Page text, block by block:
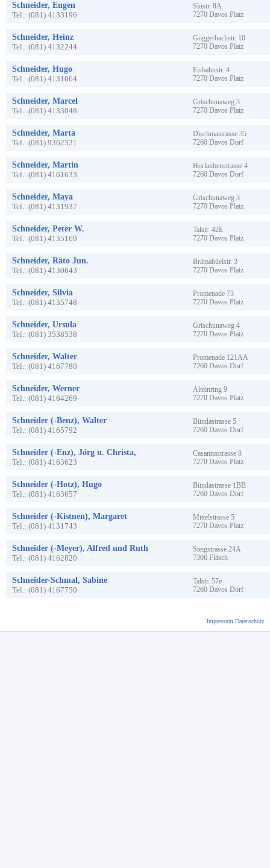
Schneider, Eugen
Tel.: (081) 4133196
Skistr. 8A
7270 Davos Platz
Schneider, Heinz
Tel.: (081) 4132244
Guggerbachstr. 10
7270 Davos Platz
Schneider, Hugo
Tel.: (081) 4131064
Eisbahnstr. 4
7270 Davos Platz
Schneider, Marcel
Tel.: (081) 4133048
Grischunaweg 3
7270 Davos Platz
Schneider, Marta
Tel.: (081) 9362321
Dischmastrasse 35
7260 Davos Dorf
Schneider, Martin
Tel.: (081) 4161633
Horlaubenstrasse 4
7260 Davos Dorf
Schneider, Maya
Tel.: (081) 4131937
Grischunaweg 3
7270 Davos Platz
Schneider, Peter W.
Tel.: (081) 4135169
Talstr. 42E
7270 Davos Platz
Schneider, Räto Jun.
Tel.: (081) 4130643
Brämabüelstr. 3
7270 Davos Platz
Schneider, Silvia
Tel.: (081) 4135748
Promenade 73
7270 Davos Platz
Schneider, Ursula
Tel.: (081) 3538538
Grischunaweg 4
7270 Davos Platz
Schneider, Walter
Tel.: (081) 4167780
Promenade 121AA
7260 Davos Dorf
Schneider, Werner
Tel.: (081) 4164269
Alteinring 9
7270 Davos Platz
Schneider (-Benz), Walter
Tel.: (081) 4165792
Bündastrasse 5
7260 Davos Dorf
Schneider (-Enz), Jörg u. Christa,
Tel.: (081) 4163623
Casannastrasse 8
7270 Davos Platz
Schneider (-Hotz), Hugo
Tel.: (081) 4163657
Bündastrasse 1BB
7260 Davos Dorf
Schneider (-Kistnen), Margaret
Tel.: (081) 4131743
Mittelstrasse 5
7270 Davos Platz
Schneider (-Meyer), Alfred und Ruth
Tel.: (081) 4162820
Steigstrasse 24A
7306 Fläsch
Schneider-Schmal, Sabine
Tel.: (081) 4167750
Talstr. 57e
7260 Davos Dorf
Impressum Datenschutz